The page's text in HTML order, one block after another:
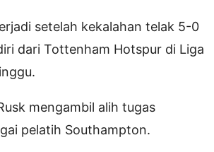
setelah kekalahan telak 5-0
dari Tottenham Hotspur di Liga
mengambil alih tugas
pelatih Southampton.